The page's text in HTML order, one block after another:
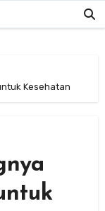
Kesehatan